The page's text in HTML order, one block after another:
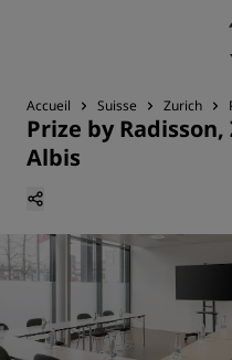
Accueil Suisse Zurich
Prize by
Albis